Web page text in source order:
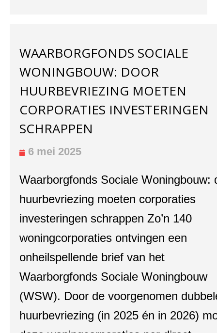
WAARBORGFONDS SOCIALE
WONINGBOUW: DOOR
HUURBEVRIEZING MOETEN
CORPORATIES INVESTERINGEN
SCHRAPPEN
6 mei 2025
Waarborgfonds Sociale Woningbouw:
huurbevriezing moeten corporaties
investeringen schrappen Zo’n 140
woningcorporaties ontvingen een
onheilspellende brief van het
Waarborgfonds Sociale Woningbouw
(WSW). Door de voorgenomen
huurbevriezing (in 2025 én in 2026)